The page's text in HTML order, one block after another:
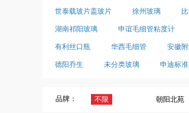
世泰载玻片盖玻片 徐州玻璃
湖南祁阳玻璃 申谊毛细管粘度计
有利丝口瓶 华西毛细管 安徽
德阳乔生 未分类玻璃 申迪标准
品牌： 不限 朝阳北苑